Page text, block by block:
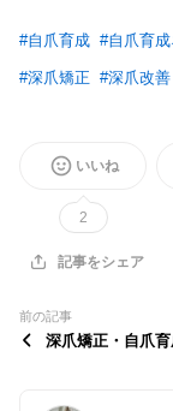
#自爪育成 #自爪育
#深爪矯正 #深爪改善
いいね
2
記事をシェア
前の記事
深爪矯正・自爪